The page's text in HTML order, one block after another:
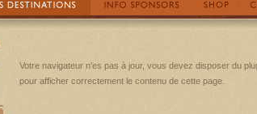
Votre navigateur n'es pas à jour, vous devez disposer du
pour afficher correctement le contenu de cette page.